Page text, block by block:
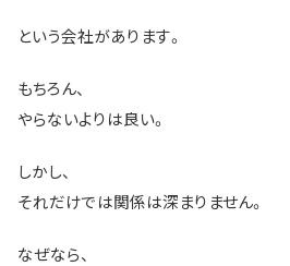
という会社があります。
もちろん、
やらないよりは良い。
しかし、
それだけでは関係は深まりません。
なぜなら、